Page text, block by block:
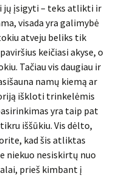
jų įsigyti – teks atlikti ir
visada yra galimybė
atveju beliks tik
keičiasi akyse, o
Tačiau vis daugiau ir
namų kiemą ar
iškloti trinkelėmis
yra taip pat
iššūkiu. Vis dėlto,
kad šis atliktas
niekuo nesiskirtų nuo
prieš kimbant į